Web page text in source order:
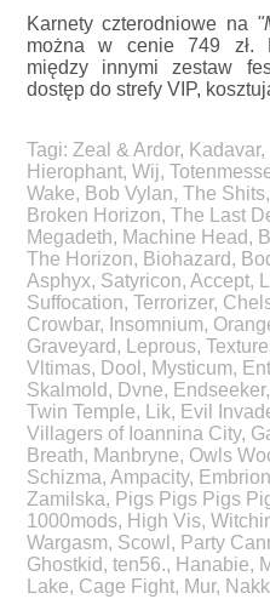
Karnety czterodniowe na
można w cenie 749 zł.
między innymi zestaw
dostęp do strefy VIP,
Tagi: Zeal & Ardor, Kadavar,
Hierophant,Wij,
Wake, Bob Vylan,The Shits,
Broken Horizon,The Last
Megadeth, Machine Head,
The Horizon, Biohazard,
Asphyx, Satyricon,Accept,
Suffocation,Terrorizer,
Crowbar, Insomnium,
Graveyard, Leprous,
Vltimas, Dool , Mysticum,
Skalmold, Dvne, Endseeker,
Twin Temple, Lik, Evil
Villagers of Ioannina City,
Breath, Manbryne, Owls
Schizma,Ampacity,
Zamilska, Pigs Pigs Pigs
1000mods, High Vis,
Wargasm, Scowl , Party
Ghostkid,ten56., Hanabie,
Lake, Cage Fight, Mur,